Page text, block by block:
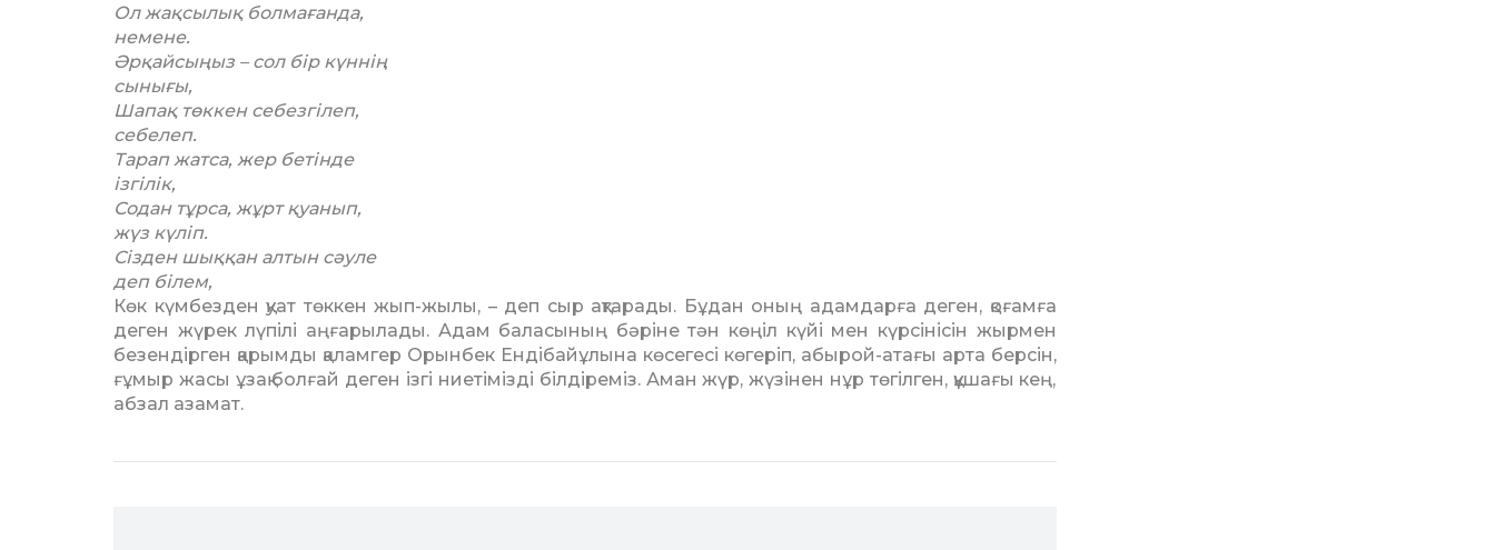
Ол жақсылық болмағанда,
немене.
Әрқайсыңыз – сол бір күннің
сынығы,
Шапақ төккен себезгілеп,
себелеп.
Тарап жатса, жер бетінде
ізгілік,
Содан тұрса, жұрт қуанып,
жүз күліп.
Сізден шыққан алтын сәуле
деп білем,
Көк күмбезден қуат төккен жып-жылы, – деп сыр ақтарады. Бұдан оның адамдарға деген, қоғамға
деген жүрек лүпілі аңғарылады. Адам баласының бәріне тән көңіл күйі мен күрсі­нісін жырмен
безендірген қарым­ды қаламгер Орынбек Ендібай­ұлына көсегесі көгеріп, абырой-атағы арта берсін,
ғұмыр жасы ұзақ болғай деген ізгі ниетімізді білдіреміз. Аман жүр, жүзінен нұр төгілген, құшағы кең,
абзал азамат.